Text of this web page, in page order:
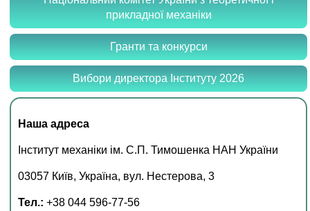
прикладної механіки
Гранти та конкурси
Вибори директора Інституту 2026
Наша адреса
Інститут механіки ім. С.П. Тимошенка НАН України
03057 Київ, Україна, вул. Нестерова, 3
Тел.: +38 044 596-77-56